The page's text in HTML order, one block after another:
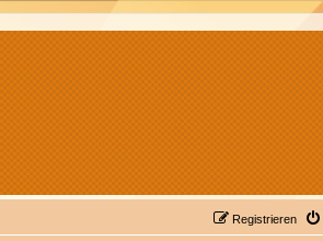
Registrieren